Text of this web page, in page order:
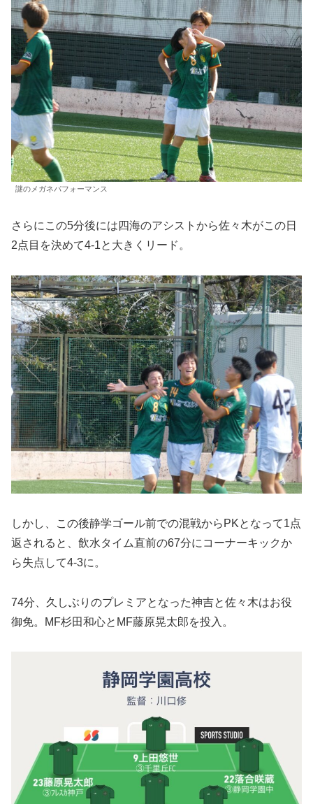
謎のメガネパフォーマンス
さらにこの5分後には四海のアシストから佐々木がこの日
2点目を決めて4-1と大きくリード。
しかし、この後静学ゴール前での混戦からPKとなって1点
返されると、飲水タイム直前の67分にコーナーキックか
ら失点して4-3に。
74分、久しぶりのプレミアとなった神吉と佐々木はお役
御免。MF杉田和心とMF藤原晃太郎を投入。